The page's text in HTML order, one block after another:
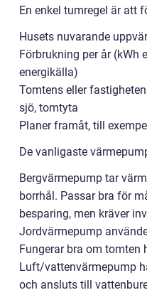
En enkel tumregel är att
Husets nuvarande
Förbrukning per år
energikälla)
Tomtens eller
sjö, tomtyta
Planer framåt, till
De vanligaste
Bergvärmepump tar
borrhål. Passar bra för
besparing, men kräver
Jordvärmepump
Fungerar bra om tomten
Luft/vattenvärmepump
och ansluts till